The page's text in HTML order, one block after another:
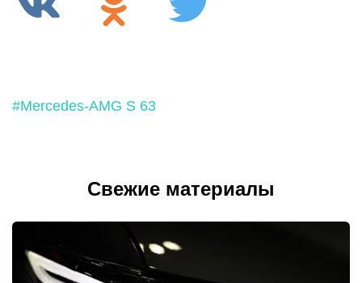
#Mercedes-AMG S 63
Свежие материалы